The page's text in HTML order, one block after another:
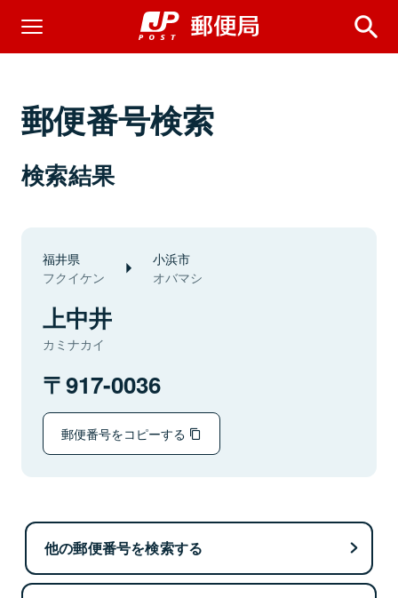
郵便番号検索
検索結果
福井県
フクイケン
小浜市
オバマシ
上中井
カミナカイ
917-0036
郵便番号をコピーする
他の郵便番号を検索する